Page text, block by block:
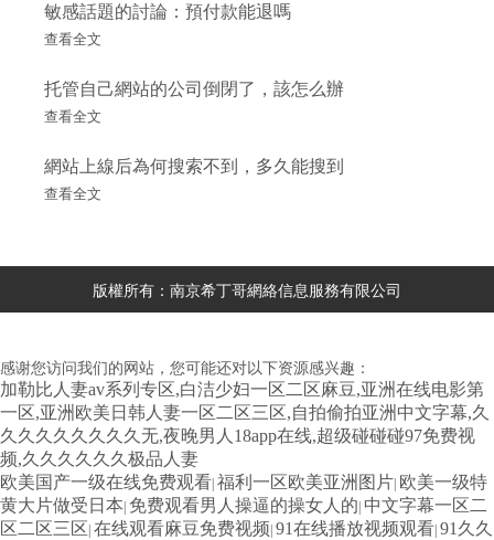
敏感話題的討論：預付款能退嗎
查看全文
托管自己網站的公司倒閉了，該怎么辦
查看全文
網站上線后為何搜索不到，多久能搜到
查看全文
版權所有：南京希丁哥網絡信息服務有限公司
感谢您访问我们的网站，您可能还对以下资源感兴趣：
加勒比人妻av系列专区,白洁少妇一区二区麻豆,亚洲在线电影第
一区,亚洲欧美日韩人妻一区二区三区,自拍偷拍亚洲中文字幕,久
久久久久久久久久无,夜晚男人18app在线,超级碰碰碰97免费视
频,久久久久久久极品人妻
欧美国产一级在线免费观看| 福利一区欧美亚洲图片| 欧美一级特
黄大片做受日本| 免费观看男人操逼的操女人的| 中文字幕一区二
区二区三区| 在线观看麻豆免费视频| 91在线播放视频观看| 91久久